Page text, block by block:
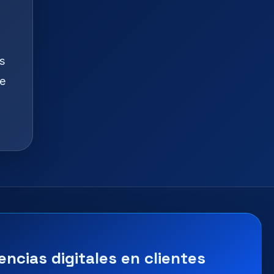
digitales en clientes